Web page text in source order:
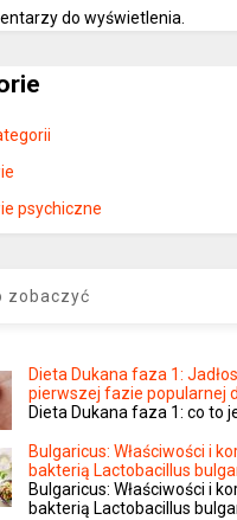
do wyświetlenia.
psychiczne
zobaczyć
Dieta Dukana faza 1:
pierwszej fazie popularnej
Dieta Dukana faza 1: co to
Bulgaricus: Właściwości i
bakterią Lactobacillus
Bulgaricus: Właściwości i
bakterią Lactobacillus